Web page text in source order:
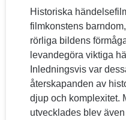
Historiska
filmkonstens
rörliga bildens
levandegöra viktiga
Inledningsvis var
återskapanden av
djup och komplexitet.
utvecklades blev